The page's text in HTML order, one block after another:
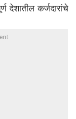
देशातील कर्जदारांचे